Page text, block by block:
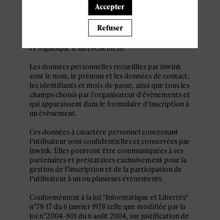
inwink est nécessaire pour permettre à
l’utilisateur de s’inscrire à un évènement,
d’accéder au site d’un évènement, et de consulter
les informations relatives à l’organisation pratique
et logistique d’un évènement.
Les données personnelles recueillies par inwink
sont le nom, le prénom et les données de contact,
les identifiants et mots de passe, ainsi que tous les
champs choisis par l’organisateur d’évènements et
qui apparaissent dans le formulaire d’inscription à
un évènement.
Ces données à caractère personnel concernant
l’utilisateur sont confidentielles et conservées par
inwink. Elles pourront être communiquées à ses
partenaires et prestataires exclusivement pour la
gestion de l’inscription et de la participation de
l’utilisateur à un ou plusieurs évènements.
Conformément à la loi "Informatique et Libertés"
n°78-17 du 6 janvier 1978 telle que modifiée par la
loi n°2004-801 du 6 août 2004, sur justification de
Accepter
Refuser